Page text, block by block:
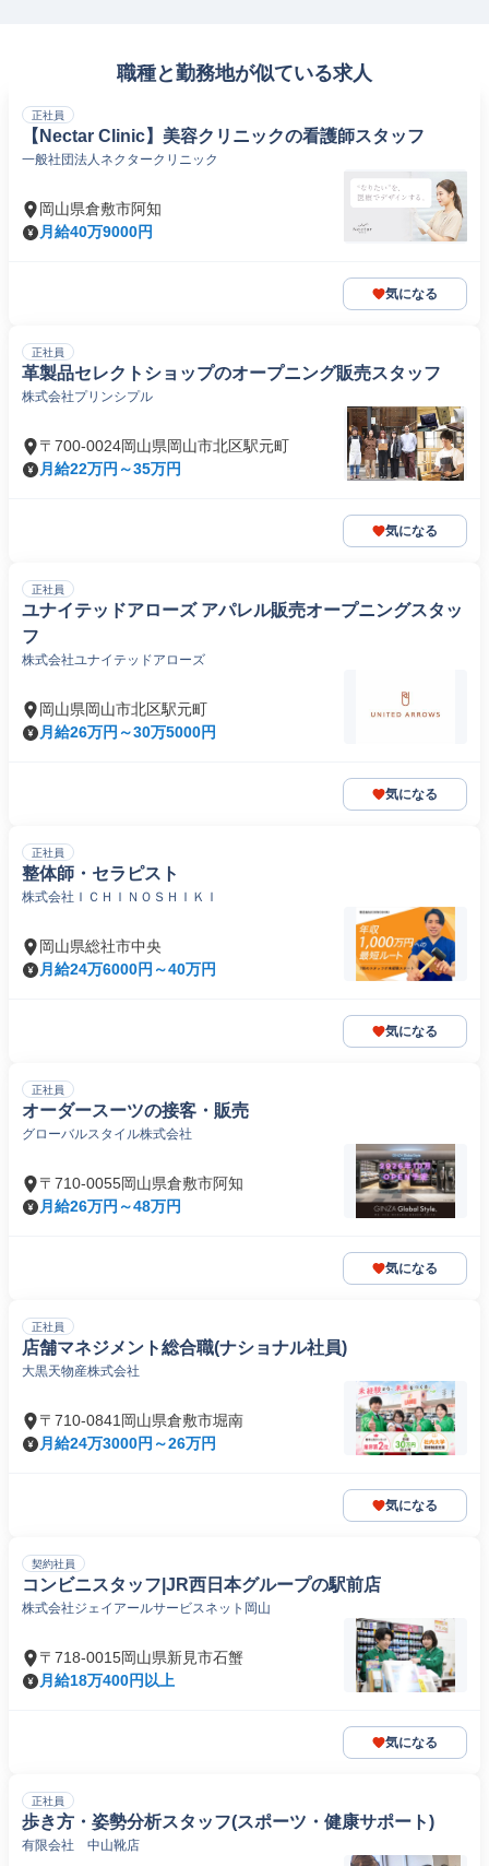
職種と勤務地が似ている求人
正社員
【Nectar Clinic】美容クリニックの看護師スタッフ
一般社団法人ネクタークリニック
岡山県倉敷市阿知
月給40万9000円
気になる
正社員
革製品セレクトショップのオープニング販売スタッフ
株式会社プリンシプル
〒700-0024岡山県岡山市北区駅元町
月給22万円～35万円
気になる
正社員
ユナイテッドアローズ アパレル販売オープニングスタッ
フ
株式会社ユナイテッドアローズ
岡山県岡山市北区駅元町
月給26万円～30万5000円
気になる
正社員
整体師・セラピスト
株式会社ＩＣＨＩＮＯＳＨＩＫＩ
岡山県総社市中央
月給24万6000円～40万円
気になる
正社員
オーダースーツの接客・販売
グローバルスタイル株式会社
〒710-0055岡山県倉敷市阿知
月給26万円～48万円
気になる
正社員
店舗マネジメント総合職(ナショナル社員)
大黒天物産株式会社
〒710-0841岡山県倉敷市堀南
月給24万3000円～26万円
気になる
契約社員
コンビニスタッフ|JR西日本グループの駅前店
株式会社ジェイアールサービスネット岡山
〒718-0015岡山県新見市石蟹
月給18万400円以上
気になる
正社員
歩き方・姿勢分析スタッフ(スポーツ・健康サポート)
有限会社 中山靴店